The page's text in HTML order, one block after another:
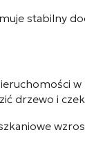
stabilny
w
drzewo i